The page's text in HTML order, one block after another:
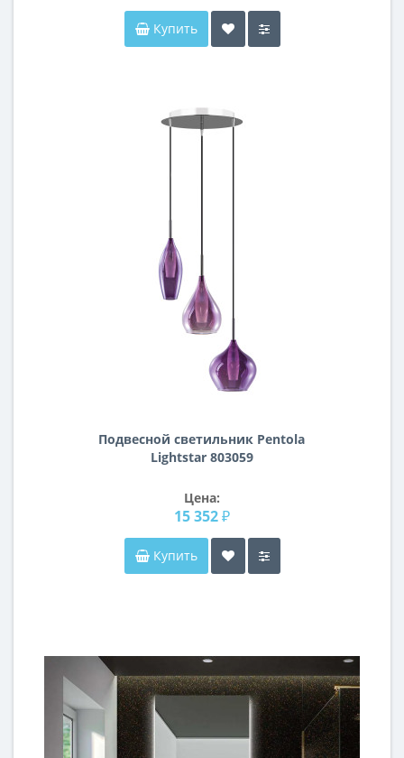
Купить
Подвесной светильник Pentola
Lightstar 803059
Цена:
15 352 ₽
Купить